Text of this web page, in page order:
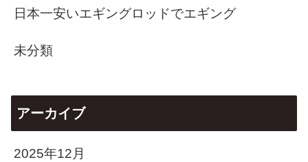
日本一安いエギングロッドでエギング
未分類
アーカイブ
2025年12月